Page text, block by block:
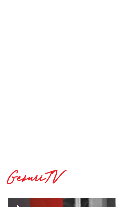
GesuriTV